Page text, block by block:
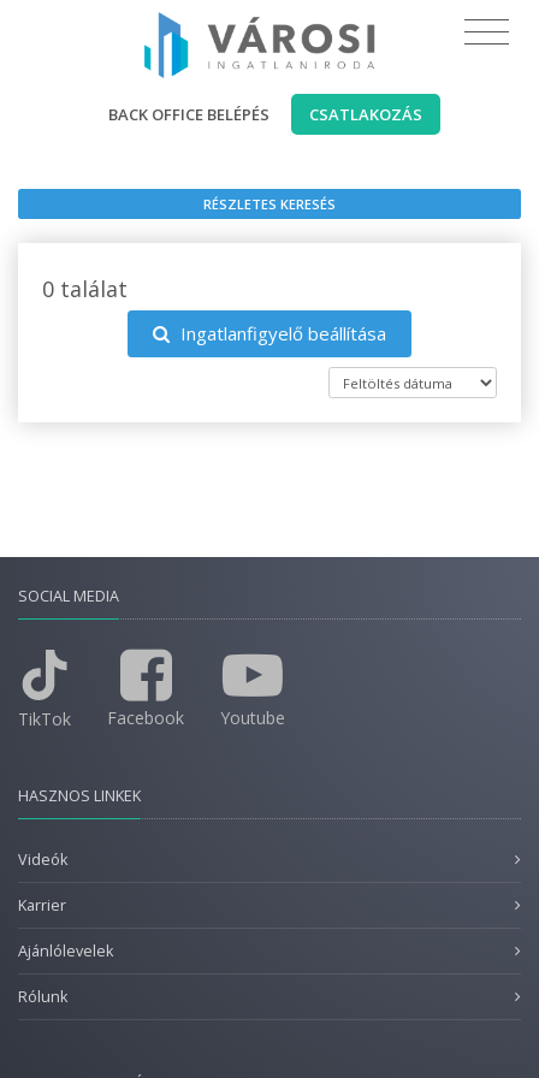
BACK OFFICE BELÉPÉS CSATLAKOZÁS
RÉSZLETES KERESÉS
0 találat
Ingatlanfigyelő beállítása
SOCIAL MEDIA
TikTok Facebook Youtube
HASZNOS LINKEK
Videók
Karrier
Ajánlólevelek
Rólunk